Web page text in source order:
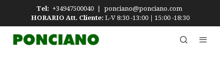
Tel: +34947500040
ponciano@ponciano.com
HORARIO Att. Cliente: L-V 8:30 -13:00 15:00 -18:30